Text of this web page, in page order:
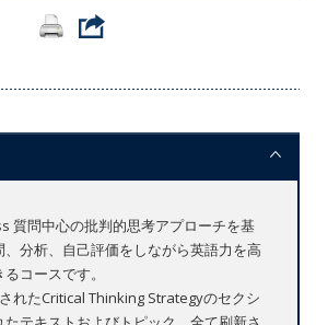
質問中心の批判的思考アプローチを基
、分析、自己評価をしながら英語力を高
コースです。
れたCritical Thinking Strategyのセクシ